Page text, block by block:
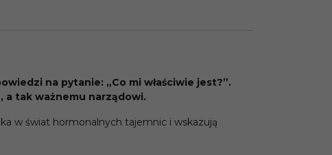
na pytanie: „Co mi właściwie jest?”.
a tak ważnemu narządowi.
w świat hormonalnych tajemnic i wskazują